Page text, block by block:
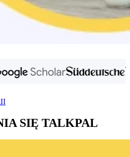
SIĘ TALKPAL